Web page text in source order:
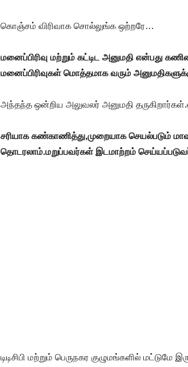
கொஞ்சம் விரிவாக சொல்லுங்க ஒற்றரே…
மனைப்பிரிவு மற்றும் கட்டிட அனுமதி என்பது
மனைப்பிரிவுகள் மொத்தமாக வரும்
அந்தந்த ஒன்றிய அலுவலர் அனுமதி
சரியாக கண்காணித்து,முறையாக செயல்படும்
தொடரலாம்.மறுப்பவர்கள் இடமாற்றம்
டிடிசிபி மற்றும் பெருநகர குழுமங்களில்